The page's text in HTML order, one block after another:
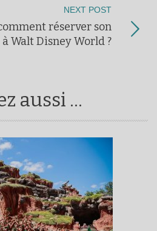
NEXT POST
réserver son
Walt Disney World ?
aussi ...